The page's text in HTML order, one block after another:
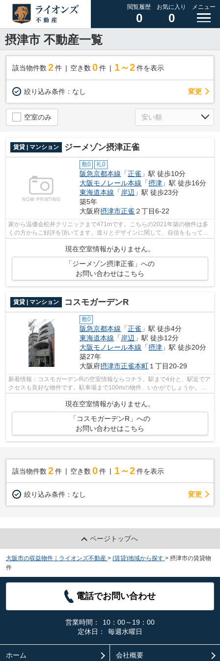
閲覧履歴
0
お気に入り
0
メニュー
摂津市 不動産一覧
該当物件数 2件 空き数 0 件 1～2 件を表示
絞り込み条件： なし 変更
空室のみ
賃貸 | マンション ジーメゾン摂津正雀
敷0 礼0
阪急京都本線 「正雀 」駅 徒歩10分
大阪モノレール本線 「摂津 」駅 徒歩16分
東海道本線 「岸辺 」駅 徒歩23分
築5年
大阪府摂津市正雀 ２丁目6-22
家から温優会松井クリニックまで471mです。こちらの2021年築の物件は多
くの方からご好評を頂いてます。造りとデザインに関して、自信をもって情
現在空室情報がありません。
「ジーメゾン摂津正雀」への
お問い合わせはこちら
賃貸 | マンション コスモガーデンR
敷0
阪急京都本線 「正雀 」駅 徒歩4分
東海道本線 「 岸辺 」駅 徒歩12分
大阪モノレール本線 「摂津 」駅 徒歩20分
築27年
大阪府摂津市正雀本町 １丁目20-29
新着情報：コスモガーデンRの空室情報ならコチラ。駅まで4分と、駅近でア
クセスも良好な物件です。駐車場まで100mの物件、いかがでしょうか。移
現在空室情報がありません。
「コスモガーデンR」への
お問い合わせはこちら
該当物件数 2件 空き数 0 件 1～2 件を表示
絞り込み条件： なし 変更
ページトップへ
大阪市の収益物件｜ライオンズ不動産 > (賃貸)地域から探す > 摂津市の賃貸物
件
電話でお問い合わせ
営業時間：
10：00～19：00
定休日：
毎週水曜日
ホーム 会社概要